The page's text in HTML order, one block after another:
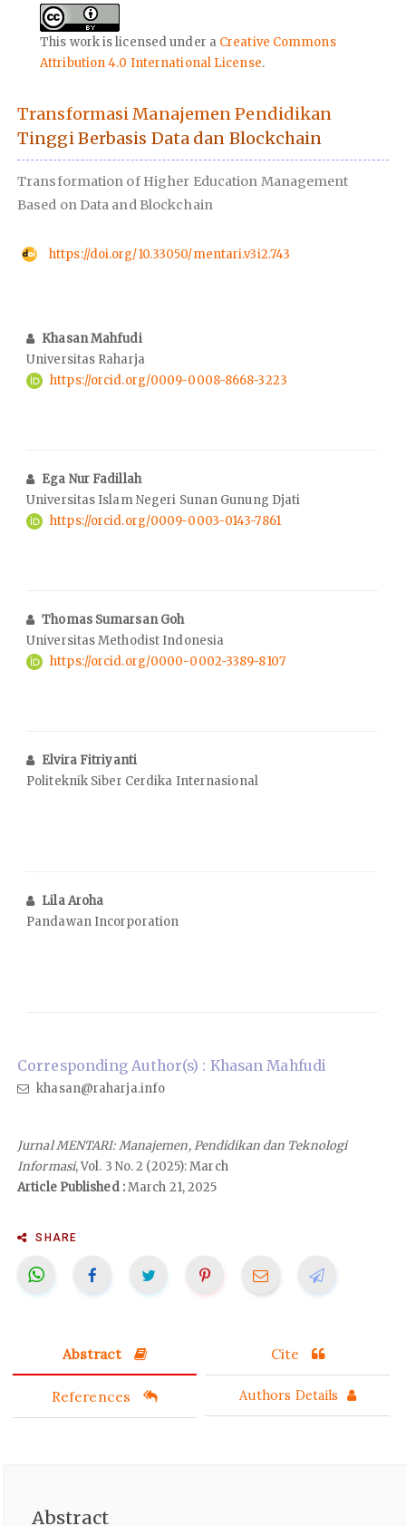
This work is licensed under a Creative Commons
Attribution 4.0 International License.
Transformasi Manajemen Pendidikan
Tinggi Berbasis Data dan Blockchain
Transformation of Higher Education Management
Based on Data and Blockchain
https://doi.org/10.33050/mentari.v3i2.743
Khasan Mahfudi
Universitas Raharja
https://orcid.org/0009-0008-8668-3223
Ega Nur Fadillah
Universitas Islam Negeri Sunan Gunung Djati
https://orcid.org/0009-0003-0143-7861
Thomas Sumarsan Goh
Universitas Methodist Indonesia
https://orcid.org/0000-0002-3389-8107
Elvira Fitriyanti
Politeknik Siber Cerdika Internasional
Lila Aroha
Pandawan Incorporation
Corresponding Author(s) : Khasan Mahfudi
khasan@raharja.info
Jurnal MENTARI: Manajemen, Pendidikan dan Teknologi
Informasi, Vol. 3 No. 2 (2025): March
Article Published :March 21, 2025
SHARE
Abstract Cite
References Authors Details
Abstract